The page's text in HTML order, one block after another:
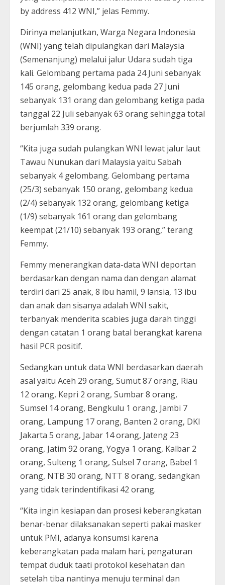
by address 412 WNI,” jelas Femmy.
Dirinya melanjutkan, Warga Negara Indonesia
(WNI) yang telah dipulangkan dari Malaysia
(Semenanjung) melalui jalur Udara sudah tiga
kali. Gelombang pertama pada 24 Juni sebanyak
145 orang, gelombang kedua pada 27 Juni
sebanyak 131 orang dan gelombang ketiga pada
tanggal 22 Juli sebanyak 63 orang sehingga total
berjumlah 339 orang.
“Kita juga sudah pulangkan WNI lewat jalur laut
Tawau Nunukan dari Malaysia yaitu Sabah
sebanyak 4 gelombang. Gelombang pertama
(25/3) sebanyak 150 orang, gelombang kedua
(2/4) sebanyak 132 orang, gelombang ketiga
(1/9) sebanyak 161 orang dan gelombang
keempat (21/10) sebanyak 193 orang,” terang
Femmy.
Femmy menerangkan data-data WNI deportan
berdasarkan dengan nama dan dengan alamat
terdiri dari 25 anak, 8 ibu hamil, 9 lansia, 13 ibu
dan anak dan sisanya adalah WNI sakit,
terbanyak menderita scabies juga darah tinggi
dengan catatan 1 orang batal berangkat karena
hasil PCR positif.
Sedangkan untuk data WNI berdasarkan daerah
asal yaitu Aceh 29 orang, Sumut 87 orang, Riau
12 orang, Kepri 2 orang, Sumbar 8 orang,
Sumsel 14 orang, Bengkulu 1 orang, Jambi 7
orang, Lampung 17 orang, Banten 2 orang, DKI
Jakarta 5 orang, Jabar 14 orang, Jateng 23
orang, Jatim 92 orang, Yogya 1 orang, Kalbar 2
orang, Sulteng 1 orang, Sulsel 7 orang, Babel 1
orang, NTB 30 orang, NTT 8 orang, sedangkan
yang tidak terindentifikasi 42 orang.
“Kita ingin kesiapan dan prosesi keberangkatan
benar-benar dilaksanakan seperti pakai masker
untuk PMI, adanya konsumsi karena
keberangkatan pada malam hari, pengaturan
tempat duduk taati protokol kesehatan dan
setelah tiba nantinya menuju terminal dan